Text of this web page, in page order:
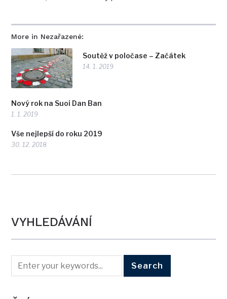
More in Nezařazené:
Soutěž v poločase – Začátek
14. 1. 2019
Nový rok na Suoi Dan Ban
1. 1. 2019
Vše nejlepší do roku 2019
30. 12. 2018
VYHLEDÁVÁNÍ